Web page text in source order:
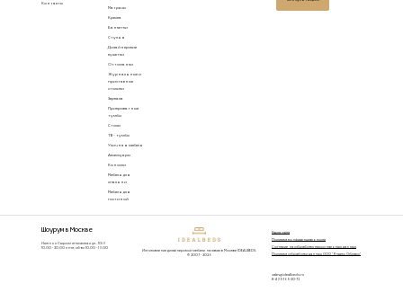
Контакты
Матрасы
Кресла
Банкетки
Стулья
Дизайнерские
кушетки
Оттоманки
Журнальные и
приставные
столики
Зеркала
Прикроватные
тумбы
Столы
ТВ - тумбы
Уличная мебель
Аксессуары
Консоли
Мебель для
спальни
Мебель для
гостиной
Шоурум в Москве
Нижняя Сыромятническая ул., 10/9
10.00 - 20.00 пн-пт, сб-вс 10.00 - 19.00
Изготовление дизайнерской мебели на заказ в Москве IDEALBEDS.
© 2007 - 2026
Карта сайта
Политика конфиденциальности
Согласие на обработку персональных данных
Политика обработки данных ООО "Яндекс Облако"
sales@idealbeds.ru
8-495-165-30-73